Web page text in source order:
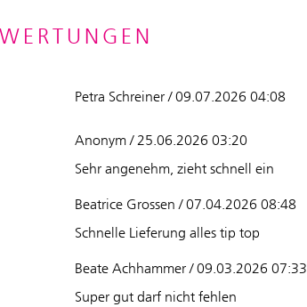
Petra Schreiner / 09.07.2026 04:08
Anonym / 25.06.2026 03:20
Sehr angenehm, zieht schnell ein
Beatrice Grossen / 07.04.2026 08:48
Schnelle Lieferung alles tip top
Beate Achhammer / 09.03.2026 07:33
Super gut darf nicht fehlen